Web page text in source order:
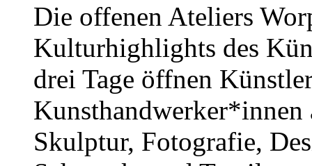
Die offenen Ateliers
Kulturhighlights des
drei Tage öffnen
Kunsthandwerker*innen
Skulptur, Fotografie,